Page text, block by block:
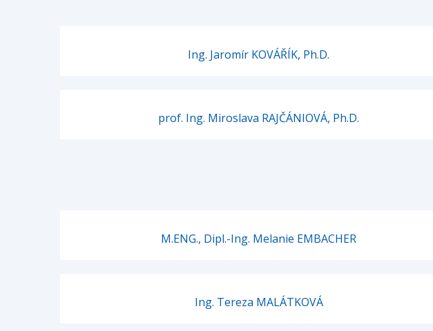
Ing. Jaromír KOVÁŘÍK, Ph.D.
prof. Ing. Miroslava RAJČÁNIOVÁ, Ph.D.
M.ENG., Dipl.-Ing. Melanie EMBACHER
Ing. Tereza MALÁTKOVÁ